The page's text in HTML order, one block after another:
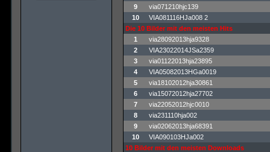
9
via071210hjc139
10
VIA081116HJa008 2
Die 10 Bilder mit den meisten Hits
1
via28092013hja9328
2
VIA23022014JSa2359
3
via01122013hja23895
4
VIA05082013HGa0019
5
via18102012hja30861
6
via15072012hja27702
7
via22052012hjc0010
8
via231110hja002
9
via02062013hja68391
10
VIA090103HJa002
10 Bilder mit den meisten Downloads